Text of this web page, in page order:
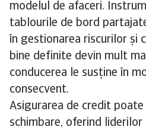
modelul de afaceri.
tablourile de bord
în gestionarea riscurilor și
bine definite devin mult
conducerea le susține în
consecvent.
Asigurarea de credit poate
schimbare, oferind liderilor